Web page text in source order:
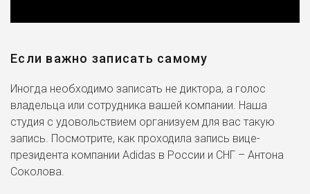
Если важно записать самому
Иногда необходимо записать не диктора, а голос
владельца или сотрудника вашей компании. Наша
студия с удовольствием организуем для вас такую
запись. Посмотрите, как проходила запись вице-
президента компании Adidas в России и СНГ – Антона
Соколова.